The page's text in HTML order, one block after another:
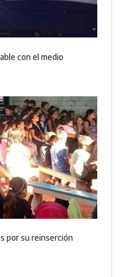
con el medio
por su reinserción